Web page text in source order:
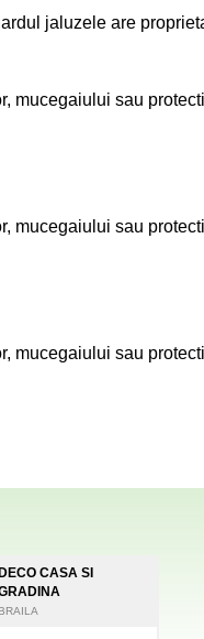
jaluzele are
mucegaiului sau
mucegaiului sau
mucegaiului sau
CASA SI
BRAILA